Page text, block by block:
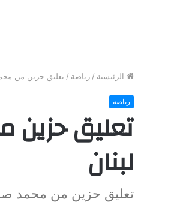
الرئيسية / رياضة / تعليق حزين من
رياضة
تعليق حزين
لبنان
تعليق حزين من محمد